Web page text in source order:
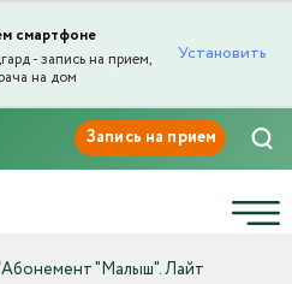
смартфоне
- запись на прием,
на дом
Установить
Абонемент "Малыш". Лайт